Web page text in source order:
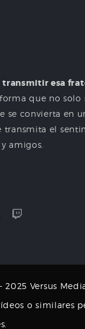
transmitir esa
que no solo
se convierta en
el
amigos.
Versus
o similares